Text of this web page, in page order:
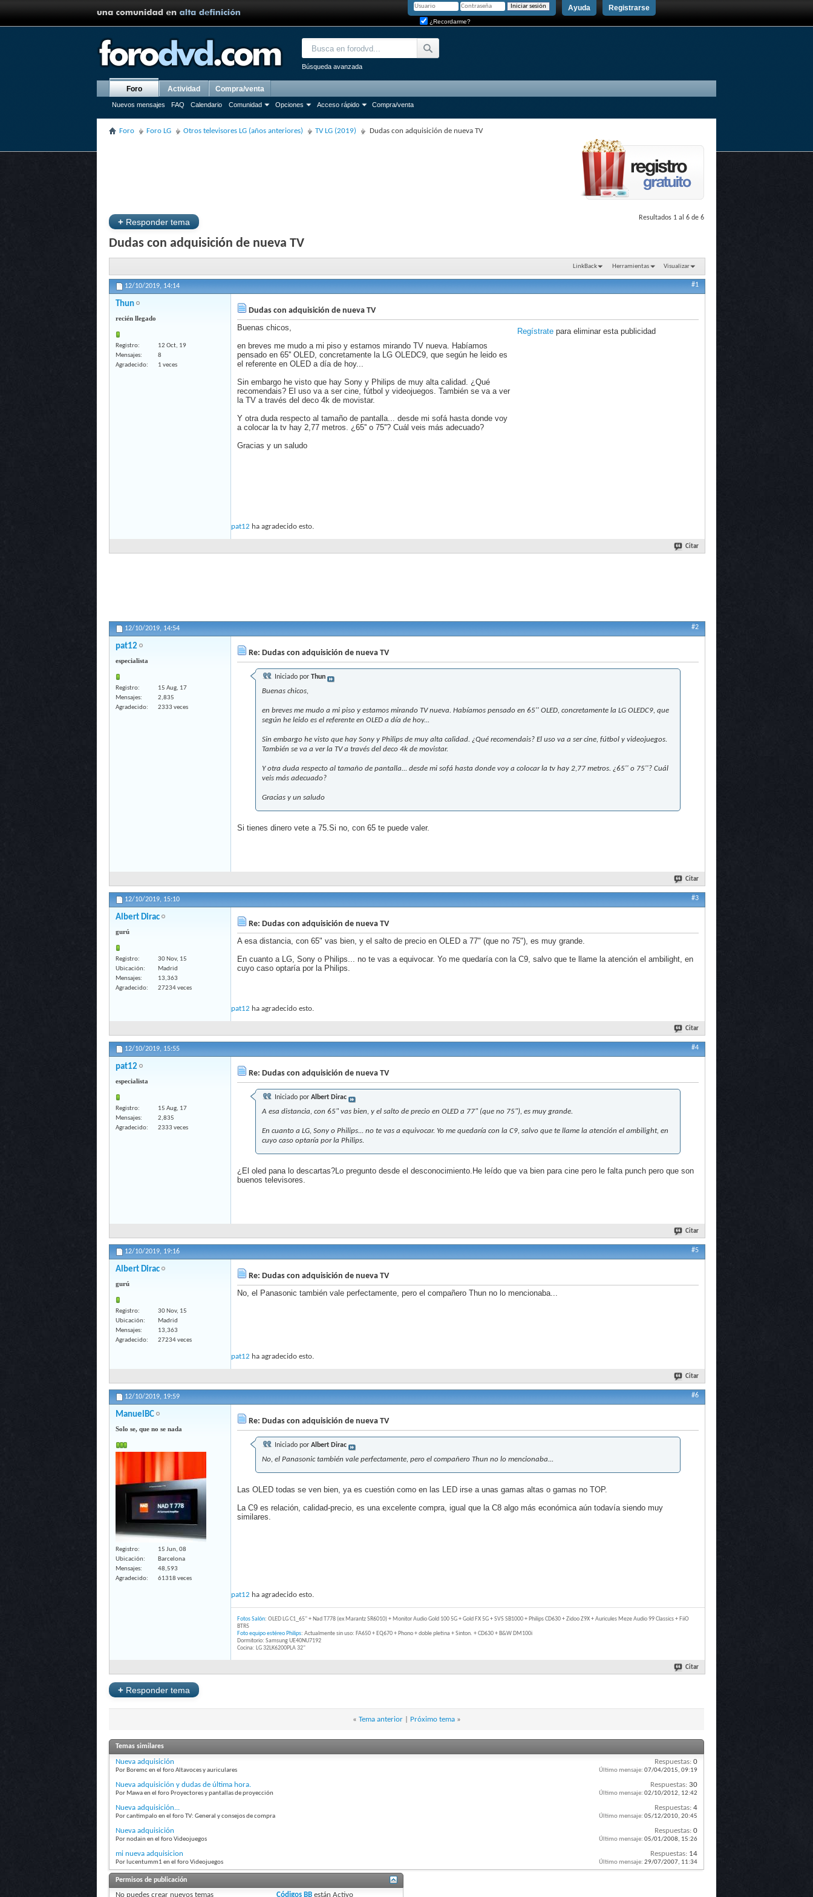
Registrarse
Ayuda
¿Recordarme?
Búsqueda avanzada
Foro
Nuevos mensajes FAQ Calendario Comunidad Opciones Acceso rápido Compra/venta
Actividad Compra/venta
Foro Foro LG Otros televisores LG (años anteriores) TV LG (2019) Dudas con adquisición de nueva TV
+ Responder tema Resultados 1 al 6 de 6
Dudas con adquisición de nueva TV
LinkBack Herramientas Visualizar
12/10/2019, 14:14 #1
Thun
recién llegado
Registro
12 Oct, 19
Mensajes
8
Agradecido
1 veces
Dudas con adquisición de nueva TV
Regístrate para eliminar esta publicidad
Buenas chicos,
en breves me mudo a mi piso y estamos mirando TV nueva. Habíamos
pensado en 65'' OLED, concretamente la LG OLEDC9, que según he leido es
el referente en OLED a día de hoy...
Sin embargo he visto que hay Sony y Philips de muy alta calidad. ¿Qué
recomendais? El uso va a ser cine, fútbol y videojuegos. También se va a ver
la TV a través del deco 4k de movistar.
Y otra duda respecto al tamaño de pantalla... desde mi sofá hasta donde voy
a colocar la tv hay 2,77 metros. ¿65'' o 75''? Cuál veis más adecuado?
Gracias y un saludo
pat12 ha agradecido esto.
Citar
12/10/2019, 14:54 #2
pat12
especialista
Registro
15 Aug, 17
Mensajes
2,835
Agradecido
2333 veces
Re: Dudas con adquisición de nueva TV
Iniciado por Thun
Buenas chicos,
en breves me mudo a mi piso y estamos mirando TV nueva. Habíamos pensado en 65'' OLED, concretamente la LG OLEDC9, que
según he leido es el referente en OLED a día de hoy...
Sin embargo he visto que hay Sony y Philips de muy alta calidad. ¿Qué recomendais? El uso va a ser cine, fútbol y videojuegos.
También se va a ver la TV a través del deco 4k de movistar.
Y otra duda respecto al tamaño de pantalla... desde mi sofá hasta donde voy a colocar la tv hay 2,77 metros. ¿65'' o 75''? Cuál
veis más adecuado?
Gracias y un saludo
Si tienes dinero vete a 75.Si no, con 65 te puede valer.
Citar
12/10/2019, 15:10 #3
Albert Dirac
gurú
Registro
30 Nov, 15
Ubicación
Madrid
Mensajes
13,363
Agradecido
27234 veces
Re: Dudas con adquisición de nueva TV
A esa distancia, con 65" vas bien, y el salto de precio en OLED a 77" (que no 75"), es muy grande.
En cuanto a LG, Sony o Philips... no te vas a equivocar. Yo me quedaría con la C9, salvo que te llame la atención el ambilight, en
cuyo caso optaría por la Philips.
pat12 ha agradecido esto.
Citar
12/10/2019, 15:55 #4
pat12
especialista
Registro
15 Aug, 17
Mensajes
2,835
Agradecido
2333 veces
Re: Dudas con adquisición de nueva TV
Iniciado por Albert Dirac
A esa distancia, con 65" vas bien, y el salto de precio en OLED a 77" (que no 75"), es muy grande.
En cuanto a LG, Sony o Philips... no te vas a equivocar. Yo me quedaría con la C9, salvo que te llame la atención el ambilight, en
cuyo caso optaría por la Philips.
¿El oled pana lo descartas?Lo pregunto desde el desconocimiento.He leído que va bien para cine pero le falta punch pero que son
buenos televisores.
Citar
12/10/2019, 19:16 #5
Albert Dirac
gurú
Registro
30 Nov, 15
Ubicación
Madrid
Mensajes
13,363
Agradecido
27234 veces
Re: Dudas con adquisición de nueva TV
No, el Panasonic también vale perfectamente, pero el compañero Thun no lo mencionaba...
pat12 ha agradecido esto.
Citar
12/10/2019, 19:59 #6
ManuelBC
Solo se, que no se nada
Registro
15 Jun, 08
Ubicación
Barcelona
Mensajes
48,593
Agradecido
61318 veces
Re: Dudas con adquisición de nueva TV
Iniciado por Albert Dirac
No, el Panasonic también vale perfectamente, pero el compañero Thun no lo mencionaba...
Las OLED todas se ven bien, ya es cuestión como en las LED irse a unas gamas altas o gamas no TOP.
La C9 es relación, calidad-precio, es una excelente compra, igual que la C8 algo más económica aún todavía siendo muy
similares.
pat12 ha agradecido esto.
Fotos Salón: OLED LG C1_65" + Nad T778 (ex Marantz SR6010) + Monitor Audio Gold 100 5G + Gold FX 5G + SVS SB1000 + Philips CD630 + Zidoo Z9X + Auricules Meze Audio 99 Classics + FiiO
BTR5
Foto equipo estéreo Philips: Actualmente sin uso: FA650 + EQ670 + Phono + doble pletina + Sinton. + CD630 + B&W DM100i
Dormitorio: Samsung UE40NU7192
Cocina: LG 32LK6200PLA 32"
Citar
+ Responder tema
« Tema anterior| Próximo tema »
Temas similares
Nueva adquisición
Por Boremc en el foro Altavoces y auriculares
Respuestas: 0
Último mensaje: 07/04/2015, 09:19
Nueva adquisición y dudas de última hora.
Por Mawa en el foro Proyectores y pantallas de proyección
Respuestas: 30
Último mensaje: 02/10/2012, 12:42
Nueva adquisición...
Por cantimpalo en el foro TV: General y consejos de compra
Respuestas: 4
Último mensaje: 05/12/2010, 20:45
Nueva adquisición
Por nodain en el foro Videojuegos
Respuestas: 0
Último mensaje: 05/01/2008, 15:26
mi nueva adquisicion
Por lucentumm1 en el foro Videojuegos
Respuestas: 14
Último mensaje: 29/07/2007, 11:34
Permisos de publicación
No puedes crear nuevos temas Códigos BBestán Activo